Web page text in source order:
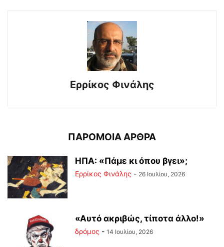
Ερρίκος Φινάλης
ΠΑΡΟΜΟΙΑ ΑΡΘΡΑ
ΗΠΑ: «Πάμε κι όπου βγει»;
Ερρίκος Φινάλης - 26 Ιουλίου, 2026
«Αυτό ακριβώς, τίποτα άλλο!»
δρόμος - 14 Ιουλίου, 2026